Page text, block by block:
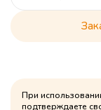
Политика
При
подтверждаете